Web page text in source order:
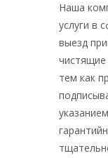
Наша
услуги в
выезд
чистящие
тем как